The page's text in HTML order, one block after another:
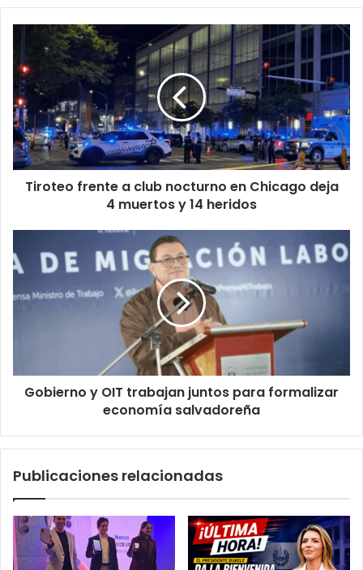
Tiroteo
frente
a
club
nocturno
en
Chicago
deja
4
muertos
Tiroteo frente a club nocturno en Chicago deja
4 muertos y 14 heridos
y
OIT
salvadoreña
Gobierno y OIT trabajan juntos para formalizar
economía salvadoreña
Publicaciones relacionadas